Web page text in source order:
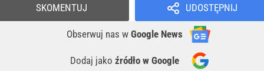
UDOSTĘPNIJ
Obserwuj nas w Google News
Dodaj jako źródło w Google
SKOMENTUJ